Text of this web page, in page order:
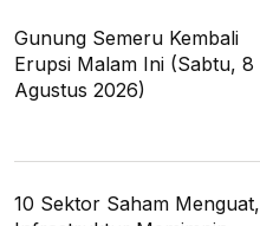
Gunung Semeru Kembali
Erupsi Malam Ini (Sabtu, 8
Agustus 2026)
10 Sektor Saham Menguat,